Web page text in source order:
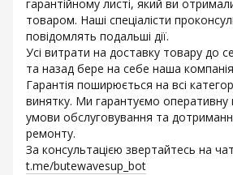
гарантійному листі, який ви
товаром. Наші спеціалісти
повідомлять подальші дії.
Усі витрати на доставку товару до
та назад бере на себе наша
Гарантія поширюється на всі
винятку. Ми гарантуємо оперативну
умови обслуговування та
ремонту.
За консультацією звертайтесь на
t.me/butewavesup_bot